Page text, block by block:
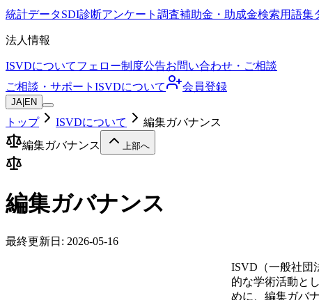
統計データSDI診断アンケート調査補助金・助成金検索用語集
法人情報
ISVDについてフェロー制度公告お問い合わせ・ご相談
ご相談・サポート ISVDについて 会員登録
JA EN
トップ ISVDについて
編集ガバナンス
編集ガバナンス
上部へ
編集ガバナンス
最終更新日 : 2026-05-16
ISVD（一般社団
的な学術活動と
めに、編集ガバ